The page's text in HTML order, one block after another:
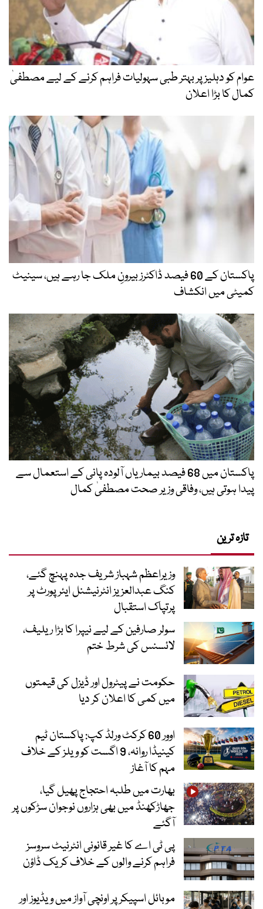
عوام کو دہلیز پر بہتر طبی سہولیات فراہم کرنے کے لیے مصطفیٰ
کمال کا بڑا اعلان
پاکستان کے 60 فیصد ڈاکٹرز بیرونِ ملک جا رہے ہیں، سینیٹ
کمیٹی میں انکشاف
پاکستان میں 68 فیصد بیماریاں آلودہ پانی کے استعمال سے
پیدا ہوتی ہیں، وفاقی وزیر صحت مصطفیٰ کمال
تازہ ترین
وزیراعظم شہباز شریف جدہ پہنچ گئے،
کنگ عبدالعزیز انٹرنیشنل ایئر پورٹ پر
پرتپاک استقبال
سولر صارفین کے لیے نیپرا کا بڑا ریلیف،
لائسنس کی شرط ختم
حکومت نے پیٹرول اور ڈیزل کی قیمتوں
میں کمی کا اعلان کر دیا
اوور 60 کرکٹ ورلڈ کپ: پاکستان ٹیم
کینیڈا روانہ، 9 اگست کو ویلز کے خلاف
مہم کا آغاز
بھارت میں طلبہ احتجاج پھیل گیا،
جھاڑکھنڈ میں بھی ہزاروں نوجوان سڑکوں پر
آگئے
پی ٹی اے کا غیر قانونی انٹرنیٹ سروسز
فراہم کرنے والوں کے خلاف کریک ڈاؤن
موبائل اسپیکر پر اونچی آواز میں ویڈیوز اور